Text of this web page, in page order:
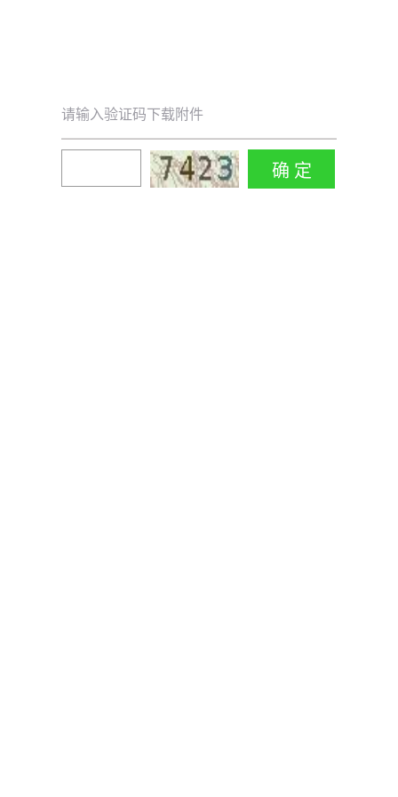
请输入验证码下载附件